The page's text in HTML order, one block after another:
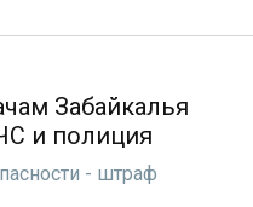
Забайкалья
и полиция
- штраф